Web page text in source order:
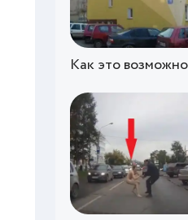
Как это возможно